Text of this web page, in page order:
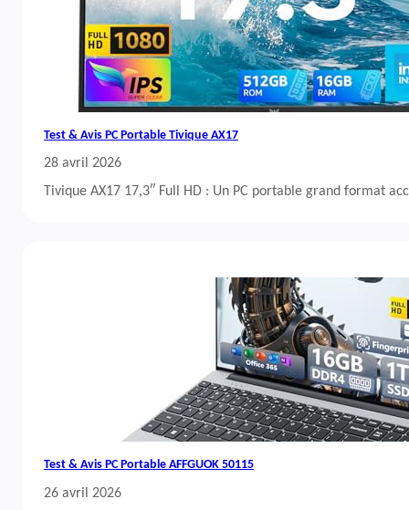
Test & Avis PC Portable Tivique AX17
28 avril 2026
Tivique AX17 17,3″ Full HD : Un PC portable grand format
Test & Avis PC Portable AFFGUOK 50115
26 avril 2026